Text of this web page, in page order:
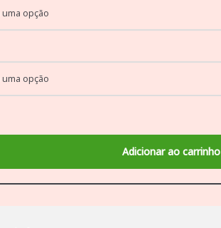
Adicionar ao carrinho